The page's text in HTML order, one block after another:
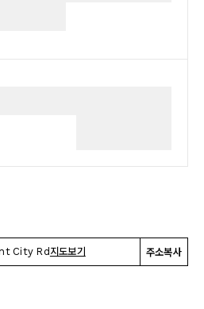
City Rd 지도보기 주소복사